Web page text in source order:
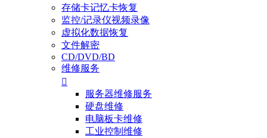
存储卡记忆卡恢复
监控/记录仪视频录像
虚拟化数据恢复
文件解密
CD/DVD/BD
维修服务

服务器维修服务
硬盘维修
电脑板卡维修
工业控制维修